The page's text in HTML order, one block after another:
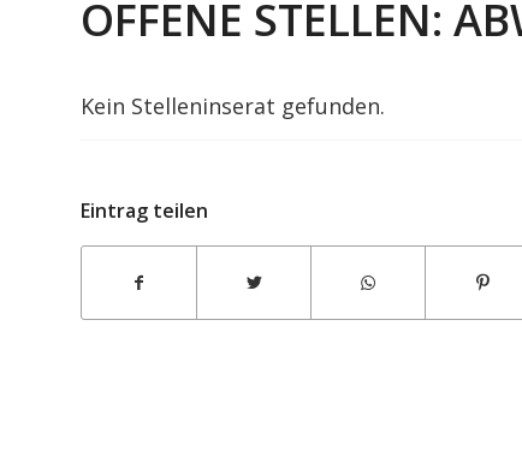
OFFENE STELLEN:
Kein Stelleninserat gefunden.
Eintrag teilen